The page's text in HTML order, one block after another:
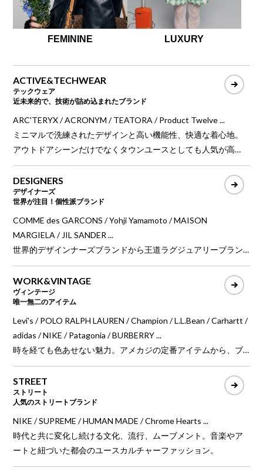
FEMININE LUXURY
ACTIVE&TECHWEAR
テックウェア
近未来的で、技術が詰め込まれたブランド
ARC'TERYX / ACRONYM / TEATORA / Product Twelve ...
ミニマルで洗練されたデザインと高い機能性、快適な着心地。
アウトドアシーンだけでなくタウンユースとしても人気が高
く、環境負荷の少ない素材やリサイクル素材でサステナビリテ
ィも実現する現代的ファッション。
DESIGNERS
デザイナーズ
世界が注目！個性派ブランド
COMME des GARCONS / Yohji Yamamoto / MAISON
MARGIELA / JIL SANDER ...
世界的デザインナーズブランドから王道ラグジュアリーブラン
ドのプレタポルテをはじめ、最高級の品質、最先端のファッシ
ョンを牽引する現代ファッションのハイエンドブランド。
WORK&VINTAGE
ヴィンテージ
唯一無二のアイテム
Levi's / POLO RALPH LAUREN / Champion / L.L.Bean / Carhartt /
adidas / NIKE / Patagonia / BURBERRY ...
時を経ても色あせない魅力。アメカジの定番アイテムから、ブ
ランドアーカイブ、ラグジュアリーブランドまで、唯一無二の
ヴィンテージアイテム。
STREET
ストリート
人気のストリートブランド
NIKE / SUPREME / HUMAN MADE / Chrome Hearts ...
時代と共に変化し続ける文化、流行、ムーブメント。音楽やア
ートと紐づいた都会のユースカルチャーファッション。